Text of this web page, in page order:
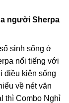
người Sherpa
sinh sống ở
nổi tiếng với
điều kiện sống
về nét văn
thì Combo Nghỉ